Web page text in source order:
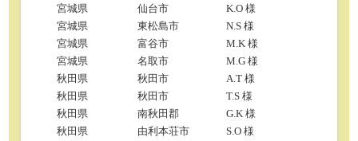
宮城県
仙台市
K.O 様
宮城県
東松島市
N.S 様
宮城県
富谷市
M.K 様
宮城県
名取市
M.G 様
秋田県
秋田市
A.T 様
秋田県
秋田市
T.S 様
秋田県
南秋田郡
G.K 様
秋田県
由利本荘市
S.O 様